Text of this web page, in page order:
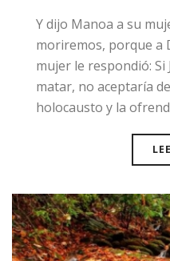
Y dijo Manoa a su
moriremos, porque a
mujer le respondió: Si
matar, no aceptaría
holocausto y la